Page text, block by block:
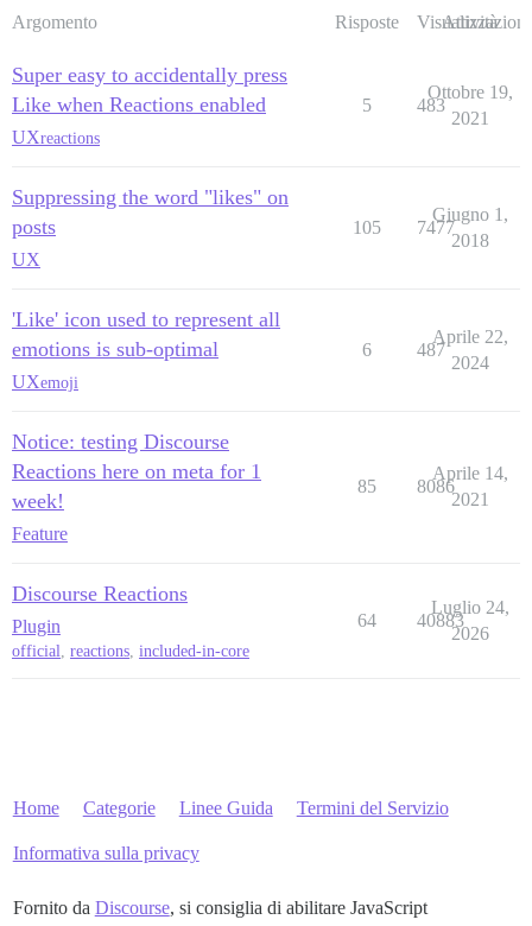
Argomento Risposte Visualizzazioni
Attività
Super easy to accidentally press
Like when Reactions enabled
UXreactions
5 483
Ottobre 19,
2021
Suppressing the word "likes" on
posts
UX
105 7477
Giugno 1,
2018
'Like' icon used to represent all
emotions is sub-optimal
UXemoji
6 487
Aprile 22,
2024
Notice: testing Discourse
Reactions here on meta for 1
week!
Feature
85 8086
Aprile 14,
2021
Discourse Reactions
Plugin
official, reactions, included-in-core
64 40883
Luglio 24,
2026
Home Categorie Linee Guida Termini del Servizio
Informativa sulla privacy
Fornito da Discourse, si consiglia di abilitare JavaScript